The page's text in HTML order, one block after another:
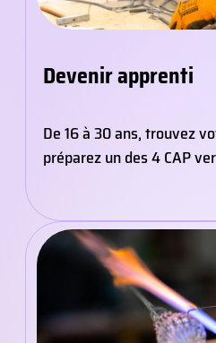
Devenir apprenti
De 16 à 30 ans, trouvez
préparez un des 4 CAP